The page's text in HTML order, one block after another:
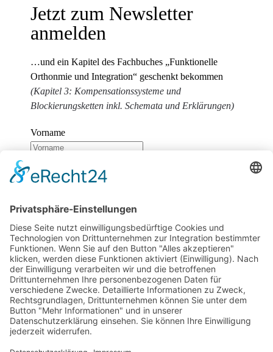
Jetzt zum Newsletter
anmelden
…und ein Kapitel des Fachbuches „Funktionelle
Orthonmie und Integration“ geschenkt bekommen
(Kapitel 3: Kompensationssysteme und
Blockierungsketten inkl. Schemata und Erklärungen)
Vorname
reCaptcha v3-Service zu laden!Wir verwenden
reCAPTCHA, um Ihre eingegebenen Informationen zu
überprüfen. Dieser Service kann Daten zu Ihren
Aktivitäten sammeln. Bitte lesen Sie die Details durch
undstimmen Sie der Nutzung des Service zu , um
fortzufahren.
Zum Newsletter anmelden